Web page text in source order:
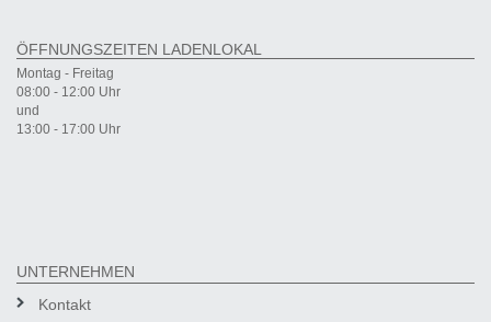
ÖFFNUNGSZEITEN LADENLOKAL
Montag - Freitag
08:00 - 12:00 Uhr
und
13:00 - 17:00 Uhr
UNTERNEHMEN
Kontakt